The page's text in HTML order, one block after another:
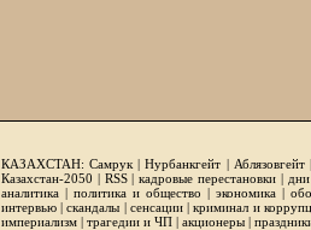
КАЗАХСТАН: Самрук |Нурбанкгейт | Аблязовгейт
Казахстан-2050 | RSS|кадровые перестановки|
аналитика | политика и общество | экономика |
интервью |скандалы | сенсации|криминал и
империализм | трагедии и ЧП | акционеры |